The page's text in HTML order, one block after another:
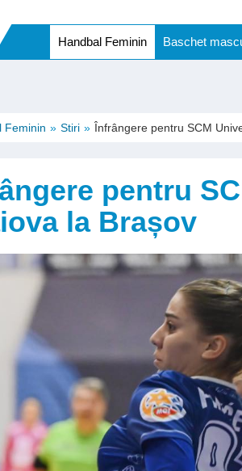
Handbal Feminin Baschet
Feminin Stiri Înfrângere pentru SCM
pentru
la Brașov